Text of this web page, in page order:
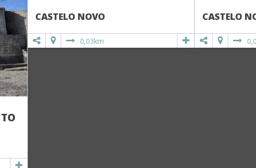
CASTELO NOVO
0,03km
CASTELO